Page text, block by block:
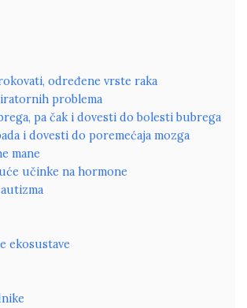
određene vrste raka
problema
pa čak i dovesti do bolesti bubrega
i dovesti do poremećaja mozga
mane
učinke na hormone
ekosustave